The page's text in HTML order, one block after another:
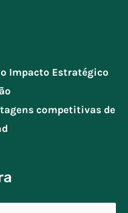
Impacto Estratégico
competitivas de